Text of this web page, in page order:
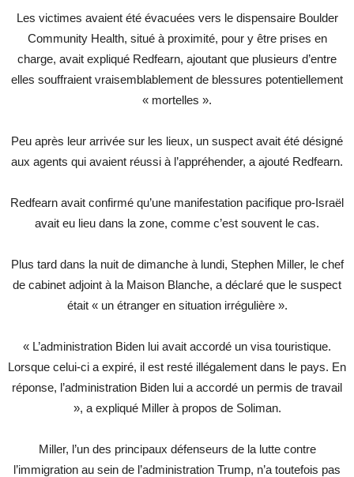
Les victimes avaient été évacuées vers le dispensaire Boulder
Community Health, situé à proximité, pour y être prises en
charge, avait expliqué Redfearn, ajoutant que plusieurs d’entre
elles souffraient vraisemblablement de blessures potentiellement
« mortelles ».
Peu après leur arrivée sur les lieux, un suspect avait été désigné
aux agents qui avaient réussi à l’appréhender, a ajouté Redfearn.
Redfearn avait confirmé qu’une manifestation pacifique pro-Israël
avait eu lieu dans la zone, comme c’est souvent le cas.
Plus tard dans la nuit de dimanche à lundi, Stephen Miller, le chef
de cabinet adjoint à la Maison Blanche, a déclaré que le suspect
était « un étranger en situation irrégulière ».
« L’administration Biden lui avait accordé un visa touristique.
Lorsque celui-ci a expiré, il est resté illégalement dans le pays. En
réponse, l’administration Biden lui a accordé un permis de travail
», a expliqué Miller à propos de Soliman.
Miller, l’un des principaux défenseurs de la lutte contre
l’immigration au sein de l’administration Trump, n’a toutefois pas